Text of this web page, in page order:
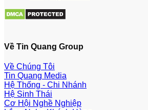
Về Tin Quang Group
Về Chúng Tôi
Tin Quang Media
Hệ Thống - Chi Nhánh
Hệ Sinh Thái
Cơ Hội Nghề Nghiệp